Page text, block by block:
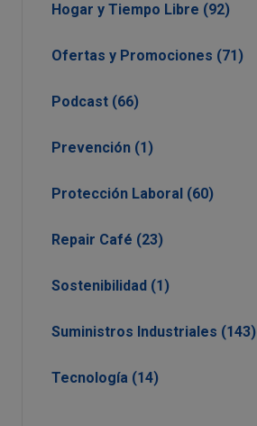
Hogar y Tiempo Libre (92)
Ofertas y Promociones (71)
Podcast (66)
Prevención (1)
Protección Laboral (60)
Repair Café (23)
Sostenibilidad (1)
Suministros Industriales (143)
Tecnología (14)